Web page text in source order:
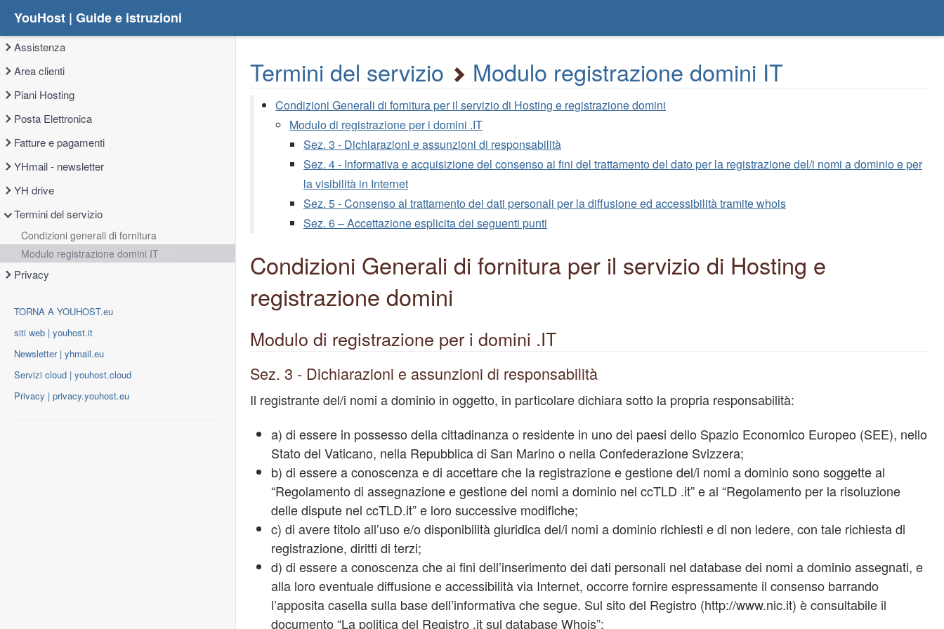
YouHost | Guide e istruzioni
Assistenza
Area clienti
Piani Hosting
Posta Elettronica
Fatture e pagamenti
YHmail - newsletter
YH drive
Termini del servizio
Condizioni generali di fornitura
Modulo registrazione domini IT
Privacy
TORNA A YOUHOST.eu
siti web | youhost.it
Newsletter | yhmail.eu
Servizi cloud | youhost.cloud
Privacy | privacy.youhost.eu
Termini del servizio Modulo registrazione domini IT
Condizioni Generali di fornitura per il servizio di Hosting e registrazione domini
Modulo di registrazione per i domini .IT
Sez. 3 - Dichiarazioni e assunzioni di responsabilità
Sez. 4 - Informativa e acquisizione del consenso ai fini del trattamento del dato per la registrazione del/i nomi a dominio e per
la visibilità in Internet
Sez. 5 - Consenso al trattamento dei dati personali per la diffusione ed accessibilità tramite whois
Sez. 6 – Accettazione esplicita dei seguenti punti
Condizioni Generali di fornitura per il servizio di Hosting e
registrazione domini
Modulo di registrazione per i domini .IT
Sez. 3 - Dichiarazioni e assunzioni di responsabilità
Il registrante del/i nomi a dominio in oggetto, in particolare dichiara sotto la propria responsabilità:
a) di essere in possesso della cittadinanza o residente in uno dei paesi dello Spazio Economico Europeo (SEE), nello
Stato del Vaticano, nella Repubblica di San Marino o nella Confederazione Svizzera;
b) di essere a conoscenza e di accettare che la registrazione e gestione del/i nomi a dominio sono soggette al
“Regolamento di assegnazione e gestione dei nomi a dominio nel ccTLD .it” e al “Regolamento per la risoluzione
delle dispute nel ccTLD.it” e loro successive modifiche;
c) di avere titolo all’uso e/o disponibilità giuridica del/i nomi a dominio richiesti e di non ledere, con tale richiesta di
registrazione, diritti di terzi;
d) di essere a conoscenza che ai fini dell’inserimento dei dati personali nel database dei nomi a dominio assegnati, e
alla loro eventuale diffusione e accessibilità via Internet, occorre fornire espressamente il consenso barrando
l’apposita casella sulla base dell’informativa che segue. Sul sito del Registro (http://www.nic.it) è consultabile il
documento “La politica del Registro .it sul database Whois”;